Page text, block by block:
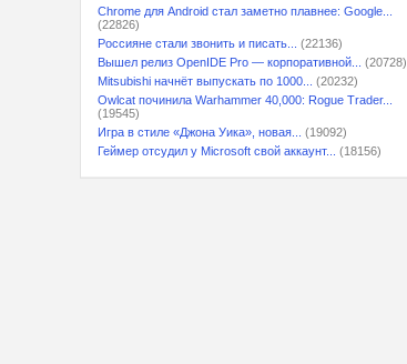
Chrome для Android стал заметно плавнее: Google...
(22826)
Россияне стали звонить и писать...
(22136)
Вышел релиз OpenIDE Pro — корпоративной...
(20728)
Mitsubishi начнёт выпускать по 1000...
(20232)
Owlcat починила Warhammer 40,000: Rogue Trader...
(19545)
Игра в стиле «Джона Уика», новая...
(19092)
Геймер отсудил у Microsoft свой аккаунт...
(18156)